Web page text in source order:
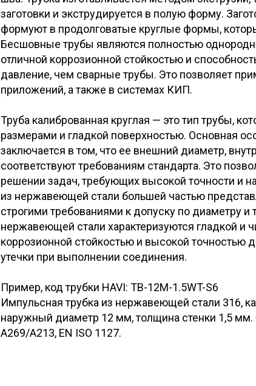
заготовки и экструдируется в полую форму.
формуют в продолговатые круглые формы,
Бесшовные трубы являются полностью
отличной коррозионной стойкостью и
давление, чем сварные трубы. Это позволяет
приложений, а также в системах КИП.
Труба калиброванная круглая — это тип трубы,
размерами и гладкой поверхностью. Основная
заключается в том, что ее внешний диаметр,
соответствуют требованиям стандарта. Это
решении задач, требующих высокой точности и
из нержавеющей стали большей частью
строгими требованиями к допуску по диаметру
нержавеющей стали характеризуются гладкой и
коррозионной стойкостью и высокой точностью
утечки при выполнении соединения.
Пример, код трубки HAVI: TB-12M-1.5WT-S6
Импульсная трубка из нержавеющей стали 316,
наружный диаметр 12 мм, толщина стенки 1,5 мм.
A269/A213, EN ISO 1127.